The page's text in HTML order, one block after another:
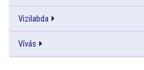
Vizilabda
Vívás